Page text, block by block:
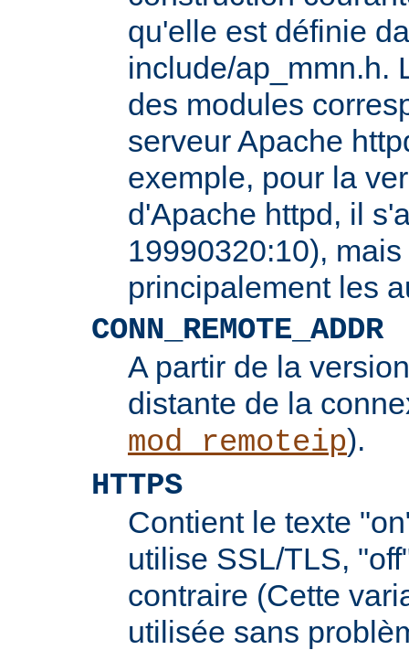
qu'elle est définie
include/ap_mmn.h.
des modules
serveur Apache
exemple, pour la
d'Apache httpd, il
19990320:10),
principalement les
CONN_REMOTE_ADDR
A partir de la
distante de la
mod_remoteip).
HTTPS
Contient le texte
utilise SSL/TLS,
contraire (Cette
utilisée sans